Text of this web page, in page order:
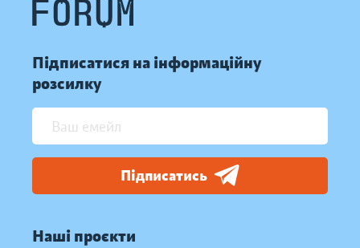
Підписатися на інформаційну
розсилку
Підписатись
Наші проєкти